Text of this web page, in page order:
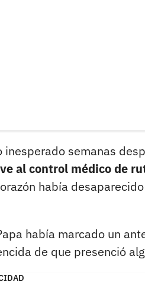
semanas
al control médico de
había
había marcado un
de que presenció